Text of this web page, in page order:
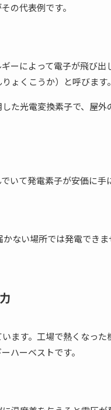
の代表例です。
ーによって電子が飛び
ょくこうか）と呼びます。
た光電変換素子で、屋
いて発電素子が安価に手
ない場所では発電できま
ます。工場で熱くなっ
ハーベストです。